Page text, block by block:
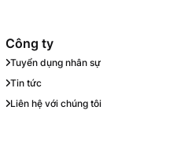
Công ty
Tuyển dụng nhân sự
Tin tức
Liên hệ với chúng tôi